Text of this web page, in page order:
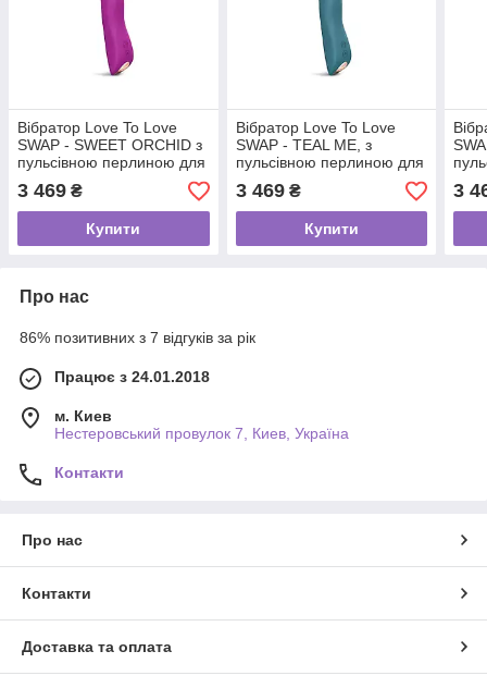
Вібратор Love To Love
SWAP - SWEET ORCHID з
пульсівною перлиною для
точки G, 3 мотора, гнеться
3 469 ₴
Купити
Вібратор Love To Love
SWAP - TEAL ME, з
пульсівною перлиною для
точки G, 3 мотори, гнеться
3 469₴
Купити
3
Про нас
86% позитивних з 7 відгуків за рік
Працює з 24.01.2018
м. Киев
Нестеровський провулок 7, Киев, Україна
Контакти
Про нас
Контакти
Доставка та оплата